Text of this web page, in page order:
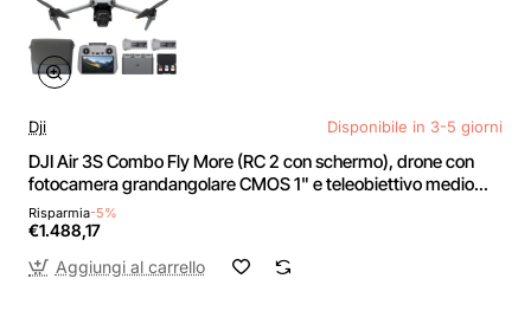
Dji Disponibile in 3-5 giorni
DJI Air 3S Combo Fly More (RC 2 con schermo), drone con
fotocamera grandangolare CMOS 1" e teleobiettivo medio
per adulti, 4K/60fps, rilevamento omnidirezionale e 3 batterie
per volare più a lungo
Risparmia-5%
€1.488,17
Aggiungi al carrello